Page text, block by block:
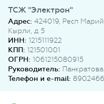
ТСЖ "Электрон"
Адрес: 424019, Респ
Кырли, д 5
ИНН: 1215111922
КПП: 121501001
ОГРН: 1061215080915
Руководитель:
Телефон и e-mail: